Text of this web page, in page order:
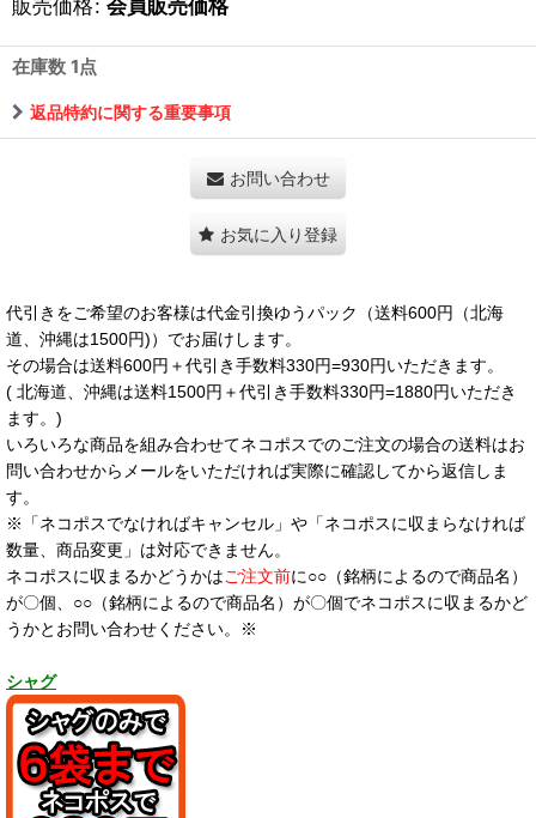
販売価格: 会員販売価格
在庫数 1点
返品特約に関する重要事項
お問い合わせ
お気に入り登録
代引きをご希望のお客様は代金引換ゆうパック（送料600円（北海
道、沖縄は1500円)）でお届けします。
その場合は送料600円＋代引き手数料330円=930円いただきます。
( 北海道、沖縄は送料1500円＋代引き手数料330円=1880円いただき
ます。)
いろいろな商品を組み合わせてネコポスでのご注文の場合の送料はお
問い合わせからメールをいただければ実際に確認してから返信しま
す。
※「ネコポスでなければキャンセル」や「ネコポスに収まらなければ
数量、商品変更」は対応できません。
ネコポスに収まるかどうかはご注文前に○○（銘柄によるので商品名）
が〇個、○○（銘柄によるので商品名）が〇個でネコポスに収まるかど
うかとお問い合わせください。※
シャグ